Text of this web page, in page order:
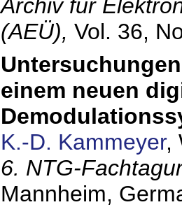
Archiv für
(AEÜ), Vol. 36,
einem neuen
K.-D. Kammeyer,
6. NTG-
Mannheim,